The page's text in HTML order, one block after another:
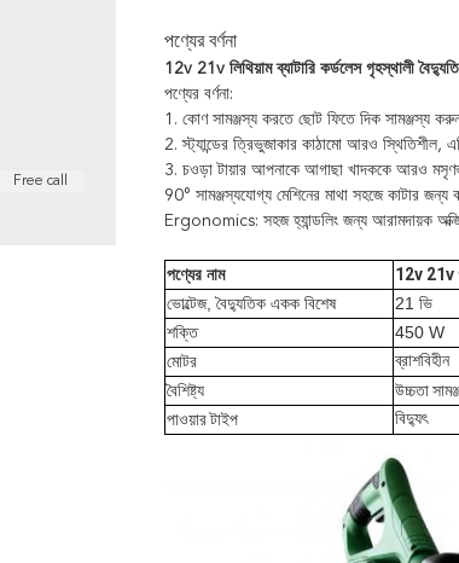
Free call
পণ্যের বর্ণনা
12v 21v লিথিয়াম ব্যাটারি কর্ডলেস গৃহস্থালী
পণ্যের বর্ণনা:
1. কোণ সামঞ্জস্য করতে ছোট ফিতে দিক সামঞ্জস্য
2. স্ট্যান্ডের ত্রিভুজাকার কাঠামো আরও স্থিতিশীল,
3. চওড়া টায়ার আপনাকে আগাছা খাদককে আরও
90° সামঞ্জস্যযোগ্য মেশিনের মাথা সহজে কাটার
Ergonomics: সহজ হ্যান্ডলিং জন্য আরামদায়ক
পণ্যের নাম
12v 21v
ভোল্টেজ, বৈদ্যুতিক একক বিশেষ
21 ভি
শক্তি
450 W
মোটর
ব্রাশবিহীন
বৈশিষ্ট্য
উচ্চতা
পাওয়ার টাইপ
বিদ্যুৎ